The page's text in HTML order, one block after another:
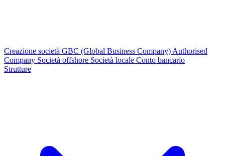
Creazione società GBC (Global Business Company) Authorised
Company Società offshore Società locale Conto bancario
Strutture